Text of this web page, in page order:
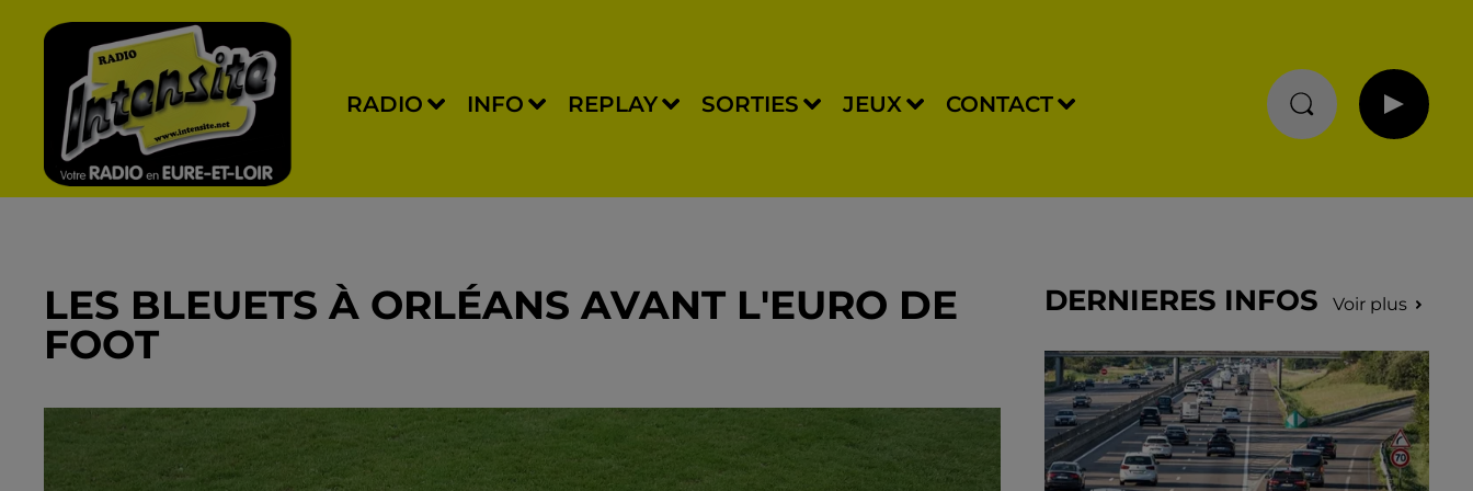
RADIO INFO REPLAY SORTIES JEUX CONTACT
LES BLEUETS À ORLÉANS AVANT L'EURO DE
FOOT
DERNIERES INFOS Voir plus